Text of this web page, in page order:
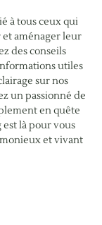
à tous ceux qui
aménager leur
des conseils
utiles
sur nos
un passionné de
en quête
là pour vous
et vivant